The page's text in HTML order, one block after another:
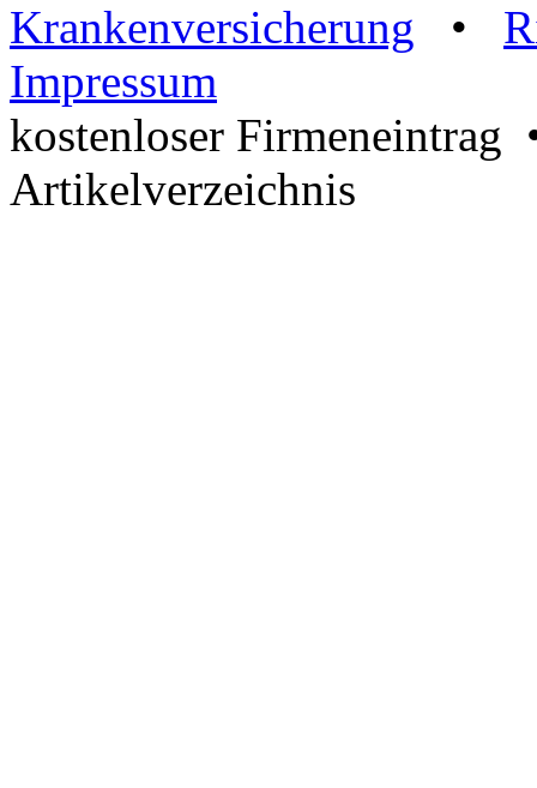
Krankenversicherung •
Impressum
kostenloser Firmeneintrag
Artikelverzeichnis